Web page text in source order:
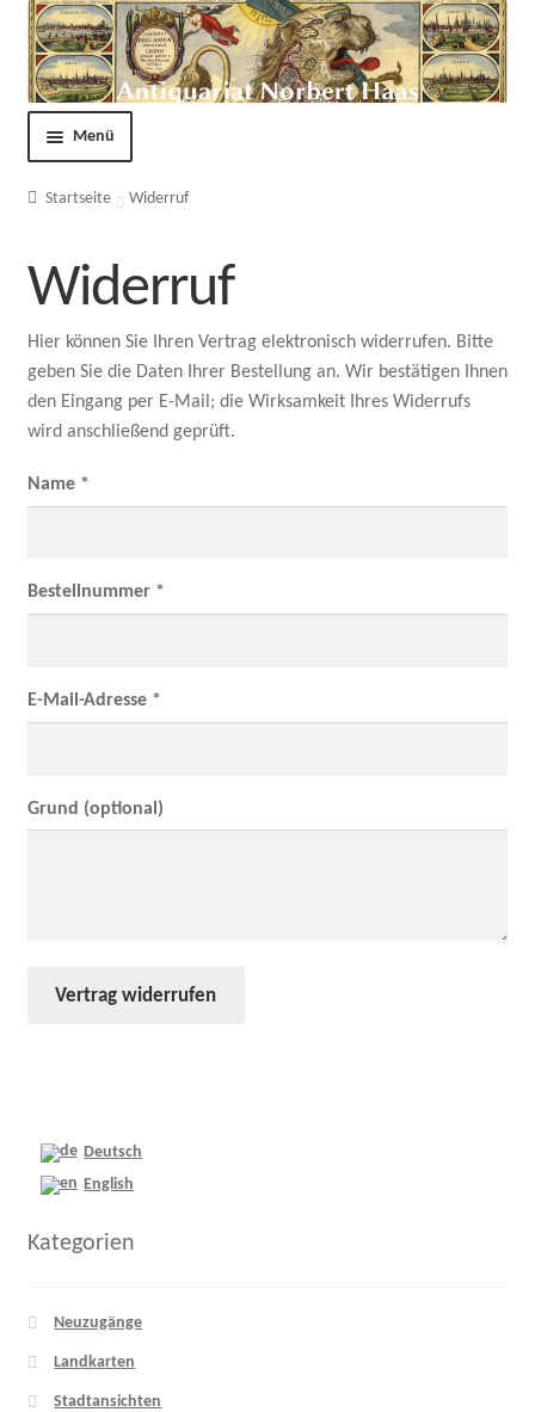
Menü
Shop
AGB
Datenschutzerklärung
Startseite Widerruf
Widerruf
Hier können Sie Ihren Vertrag elektronisch widerrufen. Bitte
geben Sie die Daten Ihrer Bestellung an. Wir bestätigen Ihnen
den Eingang per E-Mail; die Wirksamkeit Ihres Widerrufs
wird anschließend geprüft.
Name *
Bestellnummer *
E-Mail-Adresse *
Grund (optional)
Vertrag widerrufen
Deutsch
English
Kategorien
Neuzugänge
Landkarten
Stadtansichten